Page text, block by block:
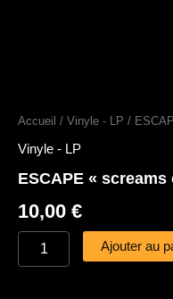
Accueil / Vinyle - LP /
Vinyle - LP
ESCAPE « screams
10,00 €
Ajouter au